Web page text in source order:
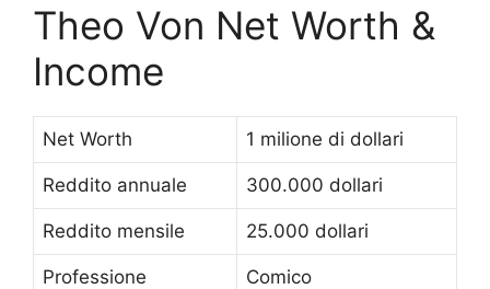
Theo Von Net Worth &
Income
Net Worth 1 milione di dollari
Reddito annuale 300.000 dollari
Reddito mensile 25.000 dollari
Professione Comico